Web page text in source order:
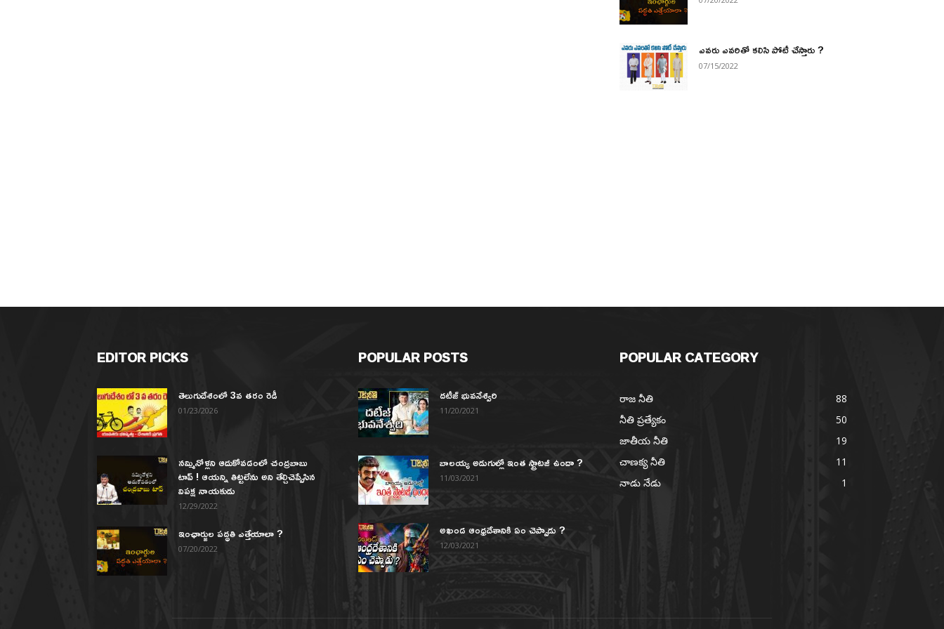
ఎవరు ఎవరితో కలిసి పోటీ చేస్తారు ?
07/15/2022
EDITOR PICKS
తెలుగుదేశంలో 3వ తరం రెడీ
01/23/2026
నమ్మినోళ్లని ఆదుకోవడంలో చంద్రబాబు
టాప్ ! ఆయన్ని తిట్టలేను అని తేల్చిచెప్పేసిన
విపక్ష నాయకుడు
12/29/2022
ఇంఛార్జుల పద్ధతి ఎత్తేయాలా ?
07/20/2022
POPULAR POSTS
దటీజ్ భువనేశ్వరి
11/20/2021
బాలయ్య అడుగుల్లో ఇంత స్ట్రాటజీ ఉందా ?
11/03/2021
అఖండ ఆంధ్రదేశానికి ఏం చెప్పాడు ?
12/03/2021
POPULAR CATEGORY
రాజ నీతి
88
నీతి ప్రత్యేకం
50
జాతీయ నీతి
19
చాణక్య నీతి
11
నాడు నేడు
1